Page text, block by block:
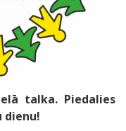
talka. Piedalies
dienu!